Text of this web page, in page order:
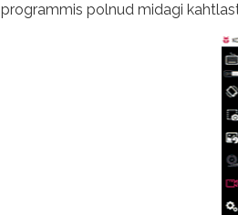
programmis polnud midagi